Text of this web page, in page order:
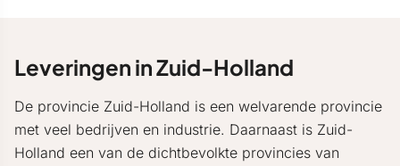
Leveringen in Zuid-Holland
De provincie Zuid-Holland is een welvarende provincie
met veel bedrijven en industrie. Daarnaast is Zuid-
Holland een van de dichtbevolkte provincies van